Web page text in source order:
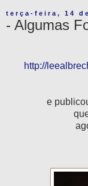
terça-feira, 14
- Algumas
http://
e